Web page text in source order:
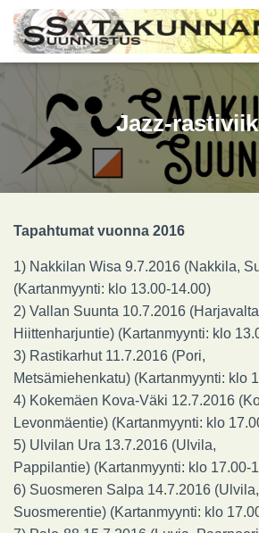
Jazz-
Tapahtumat vuonna 2016
1) Nakkilan Wisa 9.7.2016 (Nakkila,
(Kartanmyynti: klo 13.00-14.00)
2) Vallan Suunta 10.7.2016
Hiittenharjuntie) (Kartanmyynti: klo
3) Rastikarhut 11.7.2016 (Pori,
Metsämiehenkatu) (Kartanmyynti: klo
4) Kokemäen Kova-Väki 12.7.2016
Levonmäentie) (Kartanmyynti: klo
5) Ulvilan Ura 13.7.2016 (Ulvila,
Pappilantie) (Kartanmyynti: klo 17.00-
6) Suosmeren Salpa 14.7.2016 (Ulvila,
Suosmerentie) (Kartanmyynti: klo